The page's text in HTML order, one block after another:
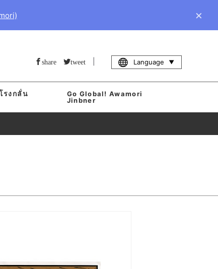
×
share tweet Language
รงกลั่น
Go Global! Awamori
Jinbner